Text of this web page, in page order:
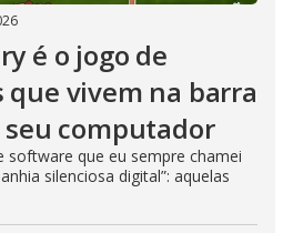
é o jogo de
vivem na barra
computador
software que eu sempre chamei
silenciosa digital”: aquelas